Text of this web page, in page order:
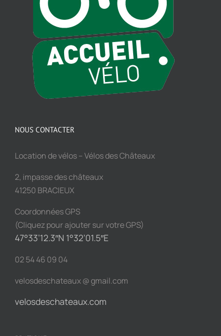
NOUS CONTACTER
Location de vélos – Vélos des Châteaux
2, impasse des châteaux
41250 BRACIEUX
Coordonnées GPS
(Cliquez pour ajouter sur votre GPS)
47°33’12.3″N 1°32’01.5″E
02 54 46 09 04
velosdeschateaux @ gmail.com
velosdeschateaux.com